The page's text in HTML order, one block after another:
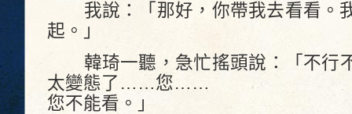
我說：「那好，你帶我去看看。
起。」
韓琦一聽，急忙搖頭說：「不行
太變態了……您……
您不能看。」